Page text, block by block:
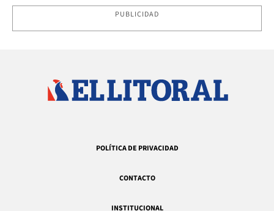
PUBLICIDAD
POLÍTICA DE PRIVACIDAD
CONTACTO
INSTITUCIONAL